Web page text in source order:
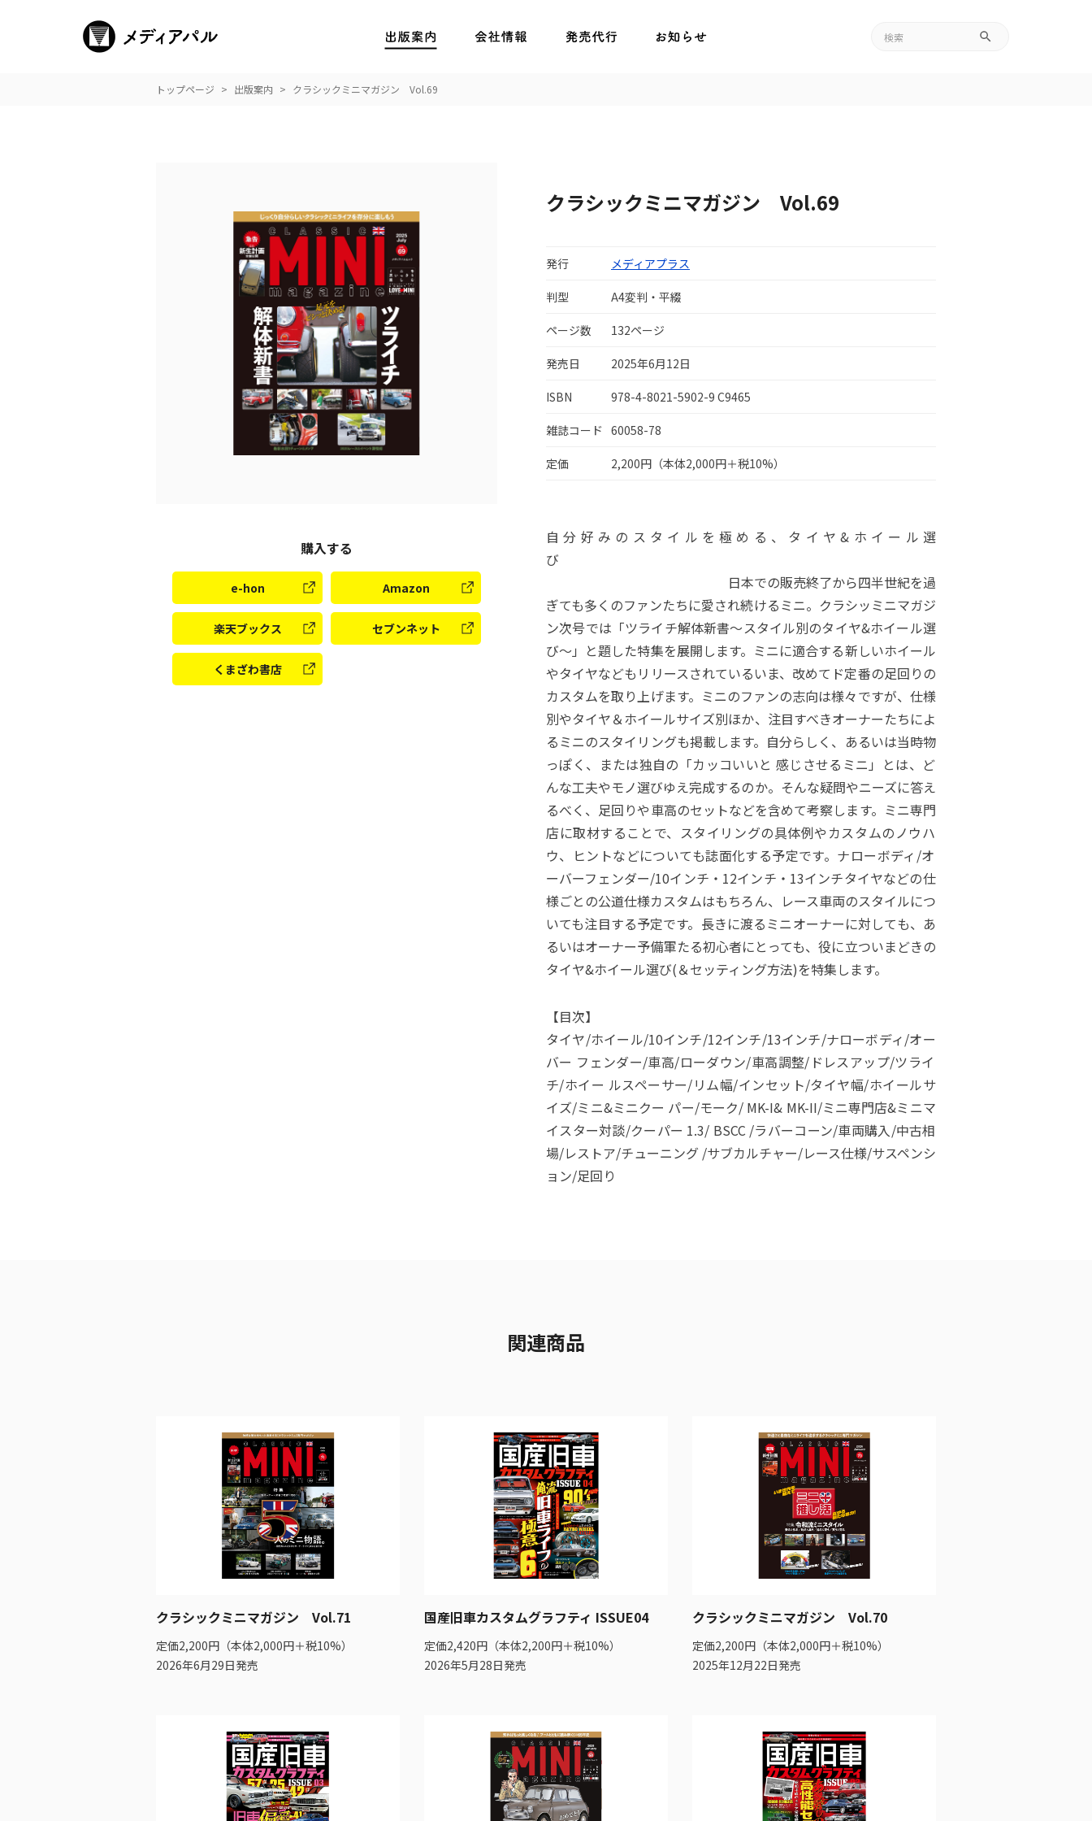
トップページ 出版案内 クラシックミニマガジン Vol.69
クラシックミニマガジン Vol.69
発行 メディアプラス
判型 A4変判・平綴
ページ数 132ページ
発売日 2025年6月12日
ISBN 978-4-8021-5902-9 C9465
雑誌コード 60058-78
定価 2,200円（本体2,000円＋税10%）
自分好みのスタイルを極める、タイヤ&ホイール選
び
日本での販売終了から四半世紀を過
ぎても多くのファンたちに愛され続けるミニ。クラシッミニマガジ
ン次号では「ツライチ解体新書〜スタイル別のタイヤ&ホイール選
び〜」と題した特集を展開します。ミニに適合する新しいホイール
やタイヤなどもリリースされているいま、改めてド定番の足回りの
カスタムを取り上げます。ミニのファンの志向は様々ですが、仕様
別やタイヤ＆ホイールサイズ別ほか、注目すべきオーナーたちによ
るミニのスタイリングも掲載します。自分らしく、あるいは当時物
っぽく、または独自の「カッコいいと 感じさせるミニ」とは、ど
んな工夫やモノ選びゆえ完成するのか。そんな疑問やニーズに答え
るべく、足回りや車高のセットなどを含めて考察します。ミニ専門
店に取材することで、スタイリングの具体例やカスタムのノウハ
ウ、ヒントなどについても誌面化する予定です。ナローボディ/オ
ーバーフェンダー/10インチ・12インチ・13インチタイヤなどの仕
様ごとの公道仕様カスタムはもちろん、レース車両のスタイルにつ
いても注目する予定です。長きに渡るミニオーナーに対しても、あ
るいはオーナー予備軍たる初心者にとっても、役に立ついまどきの
タイヤ&ホイール選び(＆セッティング方法)を特集します。
【目次】
タイヤ/ホイール/10インチ/12インチ/13インチ/ナローボディ/オー
バー フェンダー/車高/ローダウン/車高調整/ドレスアップ/ツライ
チ/ホイー ルスペーサー/リム幅/インセット/タイヤ幅/ホイールサ
イズ/ミニ&ミニクー パー/モーク/ MK-I& MK-II/ミニ専門店&ミニマ
イスター対談/クーパー 1.3/ BSCC /ラバーコーン/車両購入/中古相
場/レストア/チューニング /サブカルチャー/レース仕様/サスペンシ
ョン/足回り
購入する
e-hon Amazon
楽天ブックス セブンネット
くまざわ書店
関連商品
クラシックミニマガジン Vol.71
定価2,200円（本体2,000円＋税10%）
2026年6月29日発売
国産旧車カスタムグラフティ ISSUE04
定価2,420円（本体2,200円＋税10%）
2026年5月28日発売
クラシックミニマガジン Vol.70
定価2,200円（本体2,000円＋税10%）
2025年12月22日発売